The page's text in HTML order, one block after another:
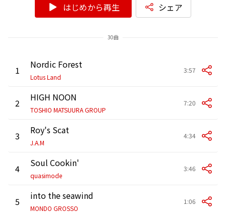
はじめから再生 シェア
30曲
1 Nordic Forest
Lotus Land
3:57
2 HIGH NOON
TOSHIO MATSUURA GROUP
7:20
3 Roy's Scat
J.A.M
4:34
4 Soul Cookin'
quasimode
3:46
5 into the seawind
MONDO GROSSO
1:06